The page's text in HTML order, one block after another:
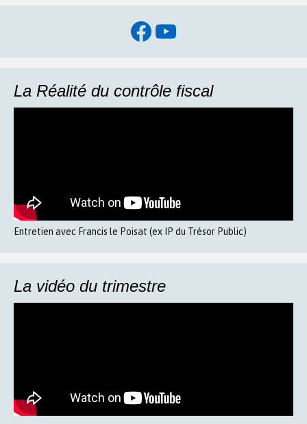
Facebook
YouTube
La Réalité du contrôle fiscal
Entretien avec Francis le Poisat (ex IP du Trésor Public)
La vidéo du trimestre